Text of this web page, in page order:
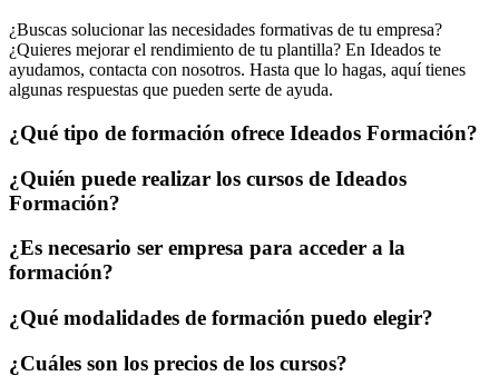
¿Buscas solucionar las necesidades formativas de tu empresa?
¿Quieres mejorar el rendimiento de tu plantilla? En Ideados te
ayudamos, contacta con nosotros. Hasta que lo hagas, aquí tienes
algunas respuestas que pueden serte de ayuda.
¿Qué tipo de formación ofrece Ideados Formación?
¿Quién puede realizar los cursos de Ideados
Formación?
¿Es necesario ser empresa para acceder a la
formación?
¿Qué modalidades de formación puedo elegir?
¿Cuáles son los precios de los cursos?